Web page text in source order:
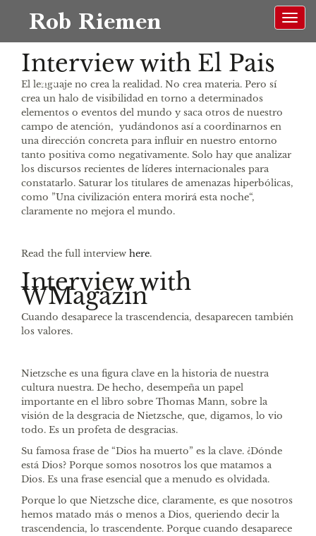
Rob Riemen
EN
Interview with El Pais
El lenguaje no crea la realidad. No crea materia. Pero sí
crea un halo de visibilidad en torno a determinados
elementos o eventos del mundo y saca otros de nuestro
campo de atención, yudándonos así a coordinarnos en
una dirección concreta para influir en nuestro entorno
tanto positiva como negativamente. Solo hay que analizar
los discursos recientes de líderes internacionales para
constatarlo. Saturar los titulares de amenazas hiperbólicas,
como ”Una civilización entera morirá esta noche“,
claramente no mejora el mundo.
Read the full interview here.
Interview with
WMagazín
Cuando desaparece la trascendencia, desaparecen también
los valores.
Nietzsche es una figura clave en la historia de nuestra
cultura nuestra. De hecho, desempeña un papel
importante en el libro sobre Thomas Mann, sobre la
visión de la desgracia de Nietzsche, que, digamos, lo vio
todo. Es un profeta de desgracias.
Su famosa frase de “Dios ha muerto” es la clave. ¿Dónde
está Dios? Porque somos nosotros los que matamos a
Dios. Es una frase esencial que a menudo es olvidada.
Porque lo que Nietzsche dice, claramente, es que nosotros
hemos matado más o menos a Dios, queriendo decir la
trascendencia, lo trascendente. Porque cuando desaparece